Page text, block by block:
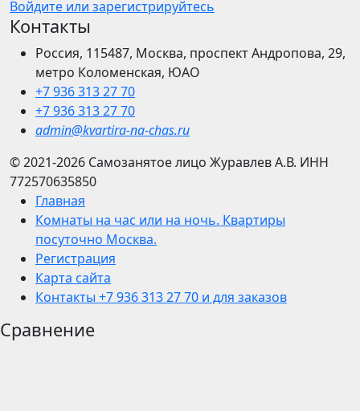
Войдите или зарегистрируйтесь
Контакты
Россия, 115487, Москва, проспект Андропова, 29,
метро Коломенская, ЮАО
+7 936 313 27 70
+7 936 313 27 70
admin@kvartira-na-chas.ru
© 2021-2026 Самозанятое лицо Журавлев А.В. ИНН
772570635850
Главная
Комнаты на час или на ночь. Квартиры
посуточно Москва.
Регистрация
Карта сайта
Контакты +7 936 313 27 70 и для заказов
Сравнение